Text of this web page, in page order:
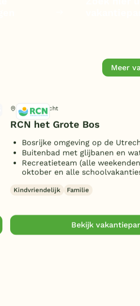
Meer
Doorn, Utrecht
RCN het Grote Bos
Bosrijke omgeving op de
Buitenbad met glijbanen en
Recreatieteam (alle
oktober en alle
Kindvriendelijk Familie
Bekijk